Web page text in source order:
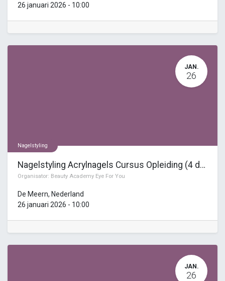
26 januari 2026 - 10:00
JAN.
26
Nagelstyling
Nagelstyling Acrylnagels Cursus Opleiding (4 dagen)
Organisator: Beauty Academy Eye For You
De Meern, Nederland
26 januari 2026 - 10:00
JAN.
26